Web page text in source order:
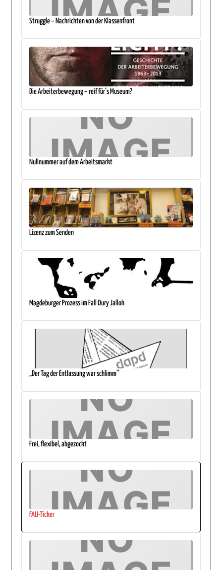
Struggle – Nachrichten von der Klassenfront
Die Arbeiterbewegung – reif für‘s Museum?
Nullnummer auf dem Arbeitsmarkt
Lizenz zum Senden
Magdeburger Prozess im Fall Oury Jalloh
„Der Tag der Entlassung war schlimm“
Frei, flexibel, abgezockt
FAU-Ticker